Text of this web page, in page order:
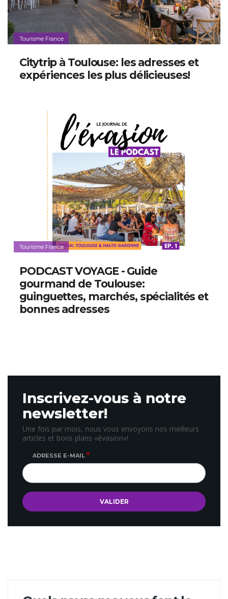
Tourisme France
Citytrip à Toulouse: les adresses et
expériences les plus délicieuses!
Tourisme France
PODCAST VOYAGE - Guide
gourmand de Toulouse:
guinguettes, marchés, spécialités et
bonnes adresses
Inscrivez-vous à notre
newsletter!
Une fois par mois, nous vous envoyons nos meilleurs
articles et bons plans «évasion»!
ADRESSE E-MAIL